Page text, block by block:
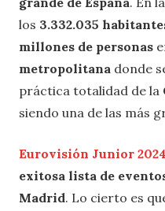
los 3.332.035
millones de personas
metropolitana donde
práctica totalidad de la
siendo una de las más
Eurovisión Junior 2024
exitosa lista de
Madrid. Lo cierto es